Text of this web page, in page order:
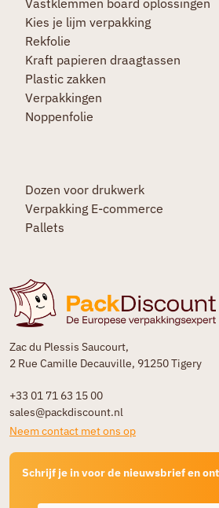
Zac du Plessis Saucourt,
2 Rue Camille Decauville, 91250 Tigery
+33 01 71 63 15 00
sales@packdiscount.nl
Neem contact met ons op
Schrijf je in voor de nieuwsbrief en
Kies je lijm verpakking
Rekfolie
Kraft papieren draagtassen
Plastic zakken
Verpakkingen
Noppenfolie
Dozen voor drukwerk
Verpakking E-commerce
Pallets